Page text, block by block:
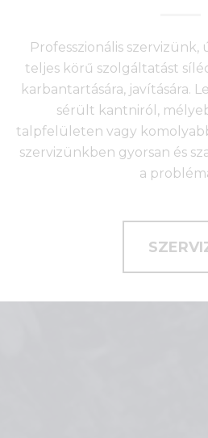
Professzionális
teljes körű szolgáltatást
karbantartására, javítására.
sérült kantniról,
talpfelületen vagy
szervizünkben gyorsan és
a